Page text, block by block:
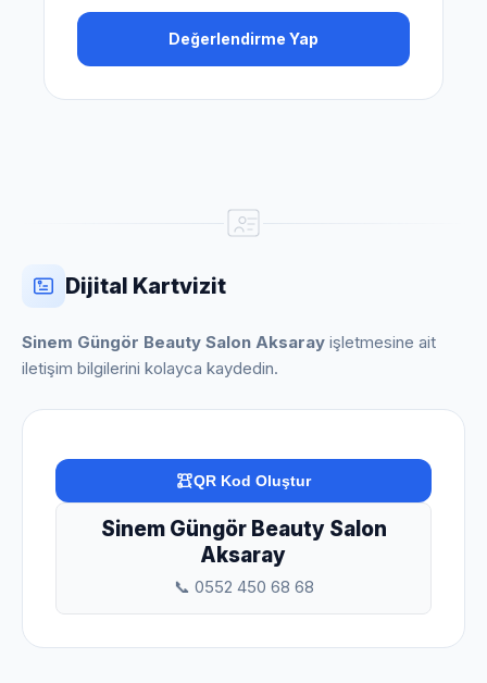
Değerlendirme Yap
Dijital Kartvizit
Sinem Güngör Beauty Salon Aksaray işletmesine ait
iletişim bilgilerini kolayca kaydedin.
QR Kod Oluştur
Sinem Güngör Beauty Salon
Aksaray
📞 0552 450 68 68